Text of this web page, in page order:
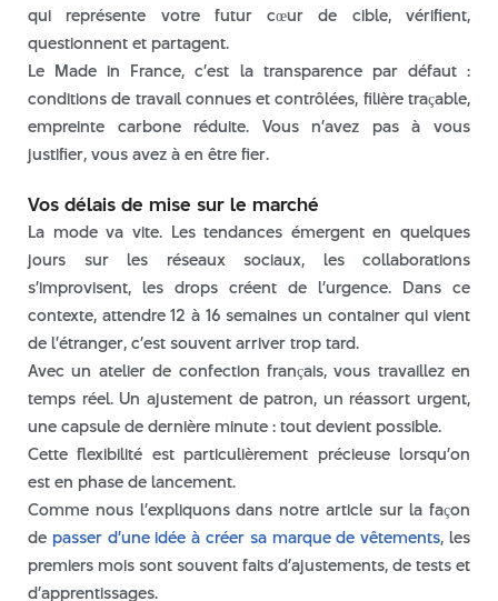
qui représente votre futur cœur de cible, vérifient,
questionnent et partagent.
Le Made in France, c’est la transparence par défaut :
conditions de travail connues et contrôlées, filière traçable,
empreinte carbone réduite. Vous n’avez pas à vous
justifier, vous avez à en être fier.
Vos délais de mise sur le marché
La mode va vite. Les tendances émergent en quelques
jours sur les réseaux sociaux, les collaborations
s’improvisent, les drops créent de l’urgence. Dans ce
contexte, attendre 12 à 16 semaines un container qui vient
de l’étranger, c’est souvent arriver trop tard.
Avec un atelier de confection français, vous travaillez en
temps réel. Un ajustement de patron, un réassort urgent,
une capsule de dernière minute : tout devient possible.
Cette flexibilité est particulièrement précieuse lorsqu’on
est en phase de lancement.
Comme nous l’expliquons dans notre article sur la façon
de passer d’une idée à créer sa marque de vêtements, les
premiers mois sont souvent faits d’ajustements, de tests et
d’apprentissages.